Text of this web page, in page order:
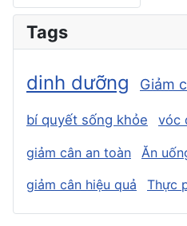
Tags
dinh dưỡng Giảm
bí quyết sống khỏe vóc
giảm cân an toàn
Ăn
giảm cân hiệu quả
Thực